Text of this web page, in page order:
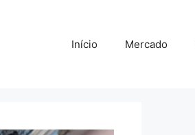
Início Mercado